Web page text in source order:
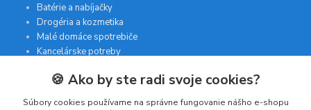
Batérie a nabíjačky
Drogéria a kozmetika
Malé domáce spotrebiče
Kancelárske potreby
Kontakt
🍪 Ako by ste radi svoje cookies?
Súbory cookies používame na správne fungovanie nášho e-shopu